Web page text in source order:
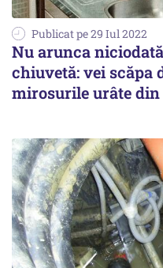
Publicat pe 29 Iul 2022
Nu arunca
chiuvetă: vei scăpa
mirosurile urâte din